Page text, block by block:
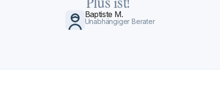
Baptiste M.
Unabhängiger Berater